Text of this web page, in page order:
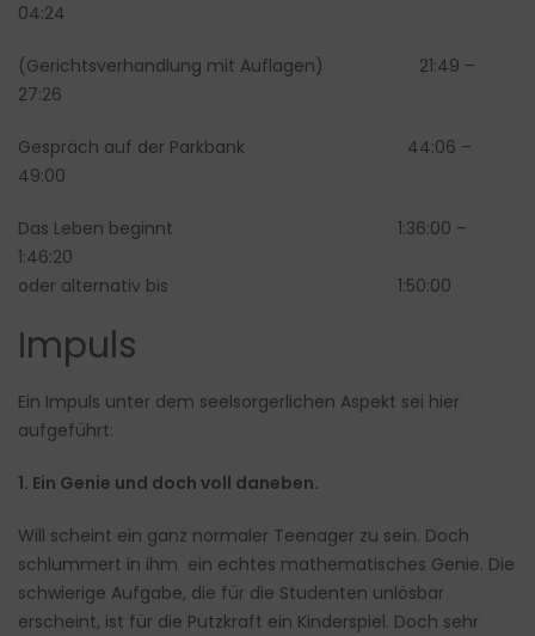
04:24
(Gerichtsverhandlung mit Auflagen) 21:49 –
27:26
Gespräch auf der Parkbank 44:06 –
49:00
Das Leben beginnt 1:36:00 –
1:46:20
oder alternativ bis 1:50:00
Impuls
Ein Impuls unter dem seelsorgerlichen Aspekt sei hier
aufgeführt:
1. Ein Genie und doch voll daneben.
Will scheint ein ganz normaler Teenager zu sein. Doch
schlummert in ihm ein echtes mathematisches Genie. Die
schwierige Aufgabe, die für die Studenten unlösbar
erscheint, ist für die Putzkraft ein Kinderspiel. Doch sehr